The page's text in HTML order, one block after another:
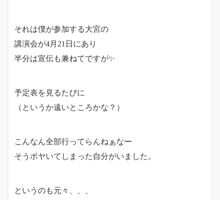
それは僕が参加する大宮の
講演会が4月21日にあり
半分は宣伝も兼ねてですが✨
予定表を見るたびに
（というか遠いところかな？）
こんなん全部行ってらんねぁなー
そうボヤいてしまった自分がいました。
というのも元々、、、